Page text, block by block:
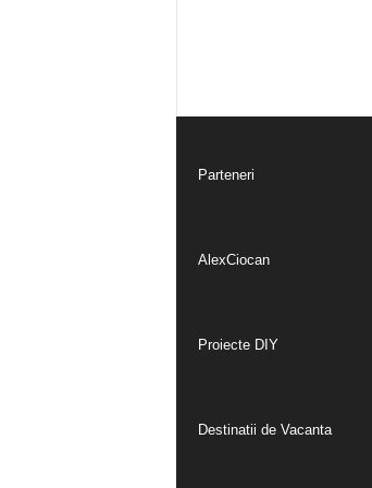
Parteneri
AlexCiocan
Proiecte DIY
Destinatii de Vacanta